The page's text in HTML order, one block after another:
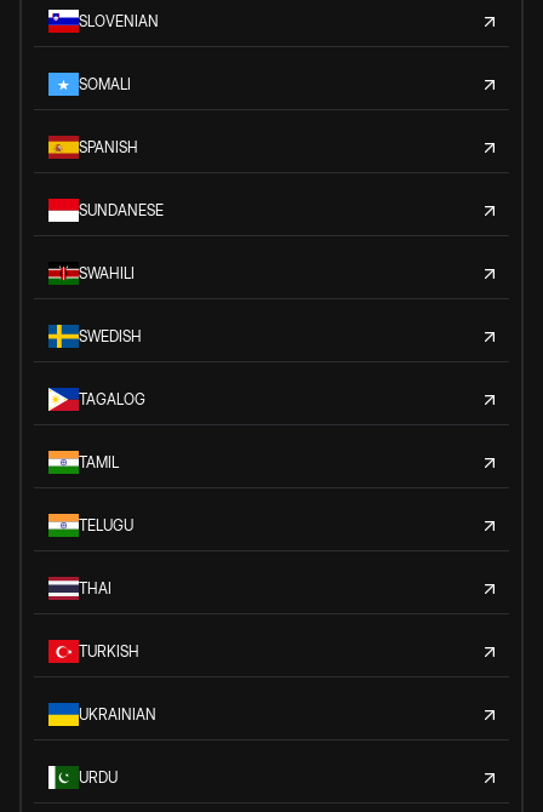
SLOVENIAN
SOMALI
SPANISH
SUNDANESE
SWAHILI
SWEDISH
TAGALOG
TAMIL
TELUGU
THAI
TURKISH
UKRAINIAN
URDU